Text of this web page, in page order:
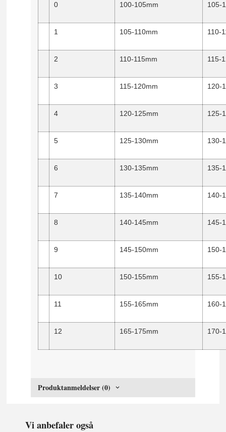
0 100-105mm 105-
1 105-110mm 110-
2 110-115mm 115-
3 115-120mm 120-
4 120-125mm 125-
5 125-130mm 130-
6 130-135mm 135-
7 135-140mm 140-
8 140-145mm 145-
9 145-150mm 150-
10 150-155mm 155-
11 155-165mm 160-
12 165-175mm 170-
Produktanmeldelser (0)
Vi anbefaler også